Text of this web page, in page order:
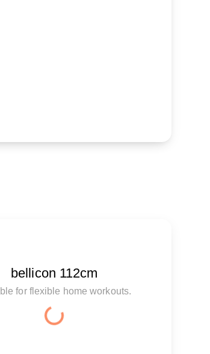
bellicon 112cm
for flexible home workouts.